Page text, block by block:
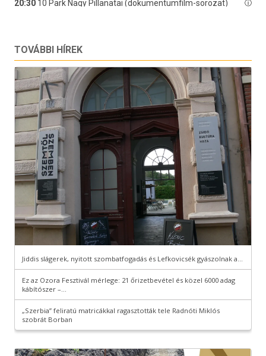
TOVÁBBI HÍREK